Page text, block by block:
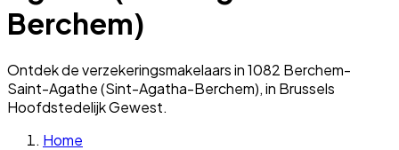
Berchem)
Ontdek de verzekeringsmakelaars in 1082 Berchem-
Saint-Agathe (Sint-Agatha-Berchem), in Brussels
Hoofdstedelijk Gewest.
Home